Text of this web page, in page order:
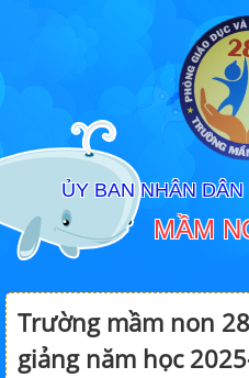
ỦY BAN NHÂN
MẦM
Trường mầm non
giảng năm học